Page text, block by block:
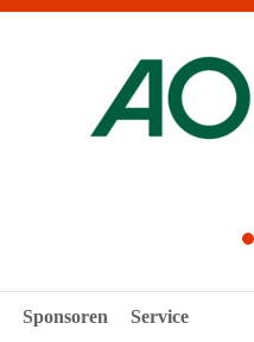
1
Sponsoren Service